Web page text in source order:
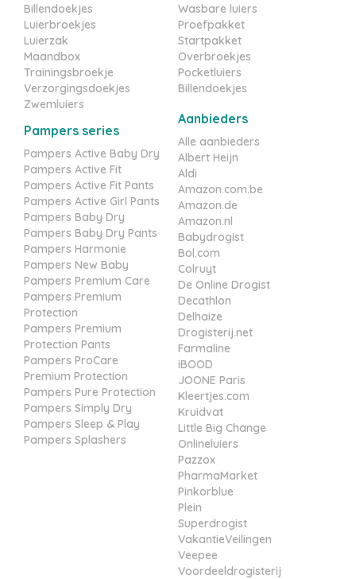
Billendoekjes
Luierbroekjes
Luierzak
Maandbox
Trainingsbroekje
Verzorgingsdoekjes
Zwemluiers
Pampers series
Pampers Active Baby Dry
Pampers Active Fit
Pampers Active Fit Pants
Pampers Active Girl Pants
Pampers Baby Dry
Pampers Baby Dry Pants
Pampers Harmonie
Pampers New Baby
Pampers Premium Care
Pampers Premium
Protection
Pampers Premium
Protection Pants
Pampers ProCare
Premium Protection
Pampers Pure Protection
Pampers Simply Dry
Pampers Sleep & Play
Pampers Splashers
Wasbare luiers
Proefpakket
Startpakket
Overbroekjes
Pocketluiers
Billendoekjes
Aanbieders
Alle aanbieders
Albert Heijn
Aldi
Amazon.com.be
Amazon.de
Amazon.nl
Babydrogist
Bol.com
Colruyt
De Online Drogist
Decathlon
Delhaize
Drogisterij.net
Farmaline
iBOOD
JOONE Paris
Kleertjes.com
Kruidvat
Little Big Change
Onlineluiers
Pazzox
PharmaMarket
Pinkorblue
Plein
Superdrogist
VakantieVeilingen
Veepee
Voordeeldrogisterij